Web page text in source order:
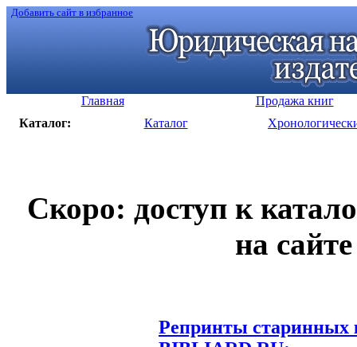
Добавить сайт в избранное
Главная
Продажа книг
Каталог:
Каталог
Скоро: доступ к
на
Репринты старинных